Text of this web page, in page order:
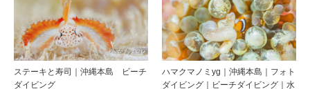
ステーキと寿司｜沖縄本島 ビーチ
ダイビング
ハマクマノミyg｜沖縄本島｜フォト
ダイビング｜ビーチダイビング｜水